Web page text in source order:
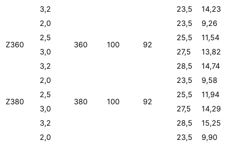
3,2
23,5 14,23
Z360
2,0
360 100 92
23,5
9,26
2,5
25,5
11,54
3,0
27,5
13,82
3,2
28,5 14,74
Z380
2,0
380 100 92
23,5
9,58
2,5
25,5
11,94
3,0
27,5
14,29
3,2
28,5 15,25
2,0 23,5
9,90